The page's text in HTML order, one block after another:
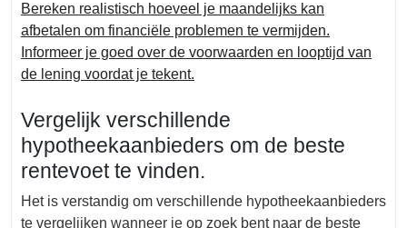
Bereken realistisch hoeveel je maandelijks kan
afbetalen om financiële problemen te vermijden.
Informeer je goed over de voorwaarden en looptijd van
de lening voordat je tekent.
Vergelijk verschillende
hypotheekaanbieders om de beste
rentevoet te vinden.
Het is verstandig om verschillende hypotheekaanbieders
te vergelijken wanneer je op zoek bent naar de beste